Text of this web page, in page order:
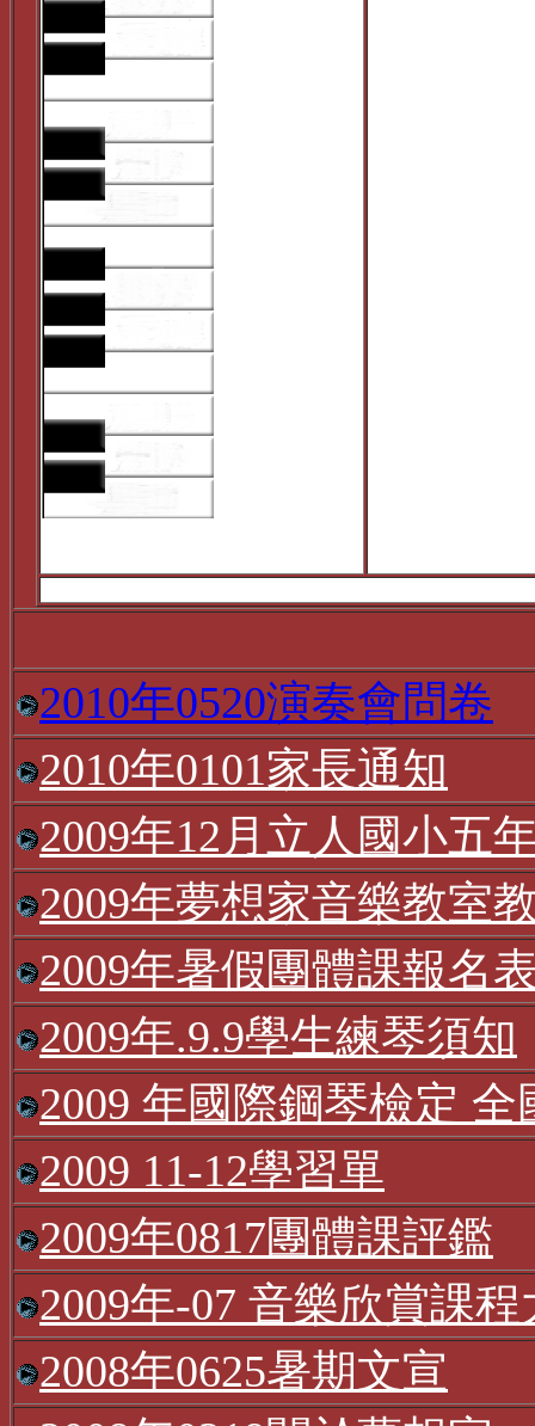
2010年0520演奏會問卷
2010年0101家長通知
2009年12月立人國小五
2009年夢想家音樂教室
2009年暑假團體課報名
2009年.9.9學生練琴須知
2009 年國際鋼琴檢定
2009 11-12學習單
2009年0817團體課評鑑
2009年-07 音樂欣賞課程
2008年0625暑期文宣